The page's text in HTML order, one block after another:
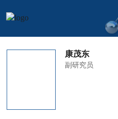
康茂东
副研究员